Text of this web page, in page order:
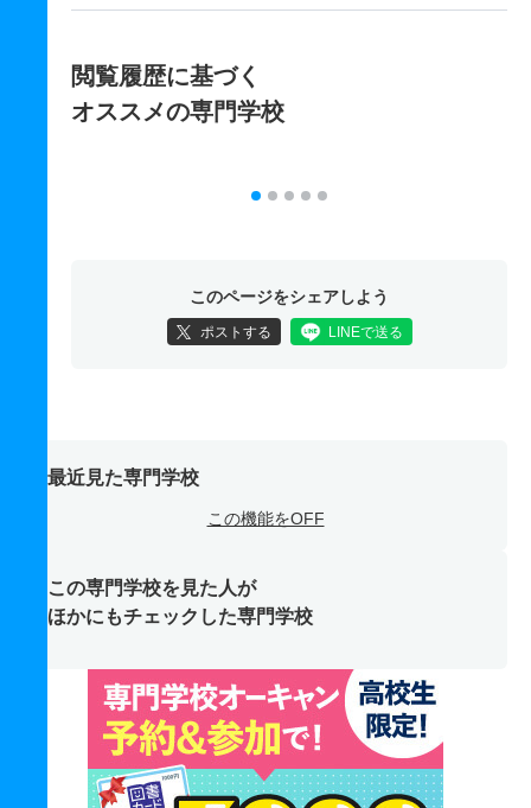
閲覧履歴に基づく
オススメの専門学校
このページをシェアしよう
ポストする LINEで送る
最近見た専門学校
この機能をOFF
この専門学校を見た人が
ほかにもチェックした専門学校